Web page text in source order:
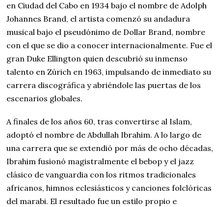
en Ciudad del Cabo en 1934 bajo el nombre de Adolph
Johannes Brand, el artista comenzó su andadura
musical bajo el pseudónimo de Dollar Brand, nombre
con el que se dio a conocer internacionalmente. Fue el
gran Duke Ellington quien descubrió su inmenso
talento en Zúrich en 1963, impulsando de inmediato su
carrera discográfica y abriéndole las puertas de los
escenarios globales.
A finales de los años 60, tras convertirse al Islam,
adoptó el nombre de Abdullah Ibrahim. A lo largo de
una carrera que se extendió por más de ocho décadas,
Ibrahim fusionó magistralmente el bebop y el jazz
clásico de vanguardia con los ritmos tradicionales
africanos, himnos eclesiásticos y canciones folclóricas
del marabi. El resultado fue un estilo propio e